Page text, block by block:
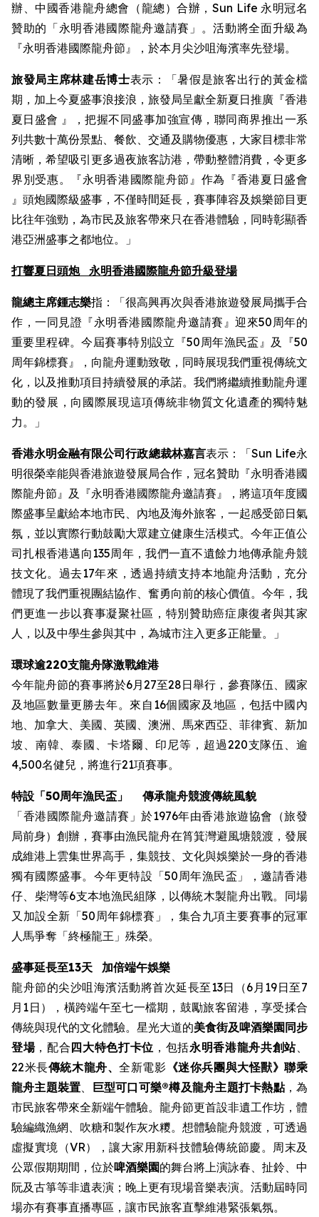
辦、中國香港龍舟總會（龍總）合辦，Sun Life 永明冠名
贊助的「永明香港國際龍舟邀請賽」。活動將全面升級為
『永明香港國際龍舟節』，於本月尖沙咀海濱率先登場。
旅發局主席林建岳博士表示：「暑假是旅客出行的黃金檔
期，加上今夏盛事浪接浪，旅發局呈獻全新夏日推廣『香港
夏日盛會 』，把握不同盛事加強宣傳，聯同商界推出一系
列共數十萬份景點、餐飲、交通及購物優惠，大家目標非常
清晰，希望吸引更多過夜旅客訪港，帶動整體消費，令更多
界別受惠。『永明香港國際龍舟節』作為『香港夏日盛會
』頭炮國際級盛事，不僅時間延長，賽事陣容及娛樂節目更
比往年強勁，為市民及旅客帶來只在香港體驗，同時彰顯香
港亞洲盛事之都地位。」
打響夏日頭炮 永明香港國際龍舟節升級登場
龍總主席鍾志樂指：「很高興再次與香港旅遊發展局攜手合
作，一同見證『永明香港國際龍舟邀請賽』迎來50周年的
重要里程碑。今屆賽事特別設立『50周年漁民盃』及『50
周年錦標賽』，向龍舟運動致敬，同時展現我們重視傳統文
化，以及推動項目持續發展的承諾。我們將繼續推動龍舟運
動的發展，向國際展現這項傳統非物質文化遺產的獨特魅
力。」
香港永明金融有限公司行政總裁林嘉言表示：「Sun Life永
明很榮幸能與香港旅遊發展局合作，冠名贊助『永明香港國
際龍舟節』及『永明香港國際龍舟邀請賽』，將這項年度國
際盛事呈獻給本地市民、內地及海外旅客，一起感受節日氣
氛，並以實際行動鼓勵大眾建立健康生活模式。今年正值公
司扎根香港邁向135周年，我們一直不遺餘力地傳承龍舟競
技文化。過去17年來，透過持續支持本地龍舟活動，充分
體現了我們重視團結協作、奮勇向前的核心價值。今年，我
們更進一步以賽事凝聚社區，特別贊助癌症康復者與其家
人，以及中學生參與其中，為城市注入更多正能量。」
環球逾220支龍舟隊激戰維港
今年龍舟節的賽事將於6月27至28日舉行，參賽隊伍、國家
及地區數量更勝去年。來自16個國家及地區，包括中國內
地、加拿大、美國、英國、澳洲、馬來西亞、菲律賓、新加
坡、南韓、泰國、卡塔爾、印尼等，超過220支隊伍、逾
4,500名健兒，將進行21項賽事。
特設 「50周年漁民盃」
傳承龍舟競渡傳統風貌
「香港國際龍舟邀請賽」於1976年由香港旅遊協會（旅發
局前身）創辦，賽事由漁民龍舟在筲箕灣避風塘競渡，發展
成維港上雲集世界高手，集競技、文化與娛樂於一身的香港
獨有國際盛事。今年更特設「50周年漁民盃」，邀請香港
仔、柴灣等6支本地漁民組隊，以傳統木製龍舟出戰。同場
又加設全新「50周年錦標賽」，集合九項主要賽事的冠軍
人馬爭奪「終極龍王」殊榮。
盛事延長至13天
加倍端午娛樂
龍舟節的尖沙咀海濱活動將首次延長至13日（6月19日至7
月1日），橫跨端午至七一檔期，鼓勵旅客留港，享受揉合
傳統與現代的文化體驗。星光大道的美食街及啤酒樂園同步
登場，配合四大特色打卡位 ，包括永明香港龍舟共創站、
22米長傳統木龍舟、全新電影 《迷你兵團與大怪獸》聯乘
龍舟主題裝置、 巨型可口可樂®樽及龍舟主題打卡熱點，為
市民旅客帶來全新端午體驗。龍舟節更首設非遺工作坊，體
驗編織漁網、吹糖和製作灰水糭。想體驗龍舟競渡，可透過
虛擬實境（VR），讓大家用新科技體驗傳統節慶。周末及
公眾假期期間，位於啤酒樂園的舞台將上演詠春、扯鈴、中
阮及古箏等非遺表演；晚上更有現場音樂表演。活動屆時同
場亦有賽事直播專區，讓市民旅客直擊維港緊張氣氛。